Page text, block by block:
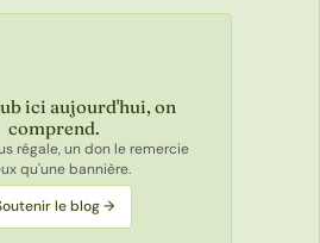
ici aujourd'hui, on
comprend.
régale, un don le remercie
qu'une bannière.
le blog →